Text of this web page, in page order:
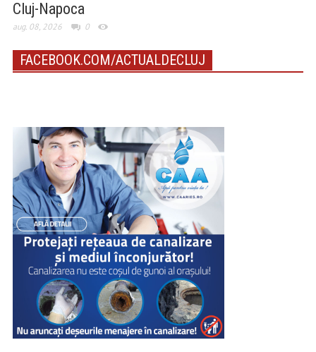
Cluj-Napoca
aug. 08, 2026 0
FACEBOOK.COM/ACTUALDECLUJ